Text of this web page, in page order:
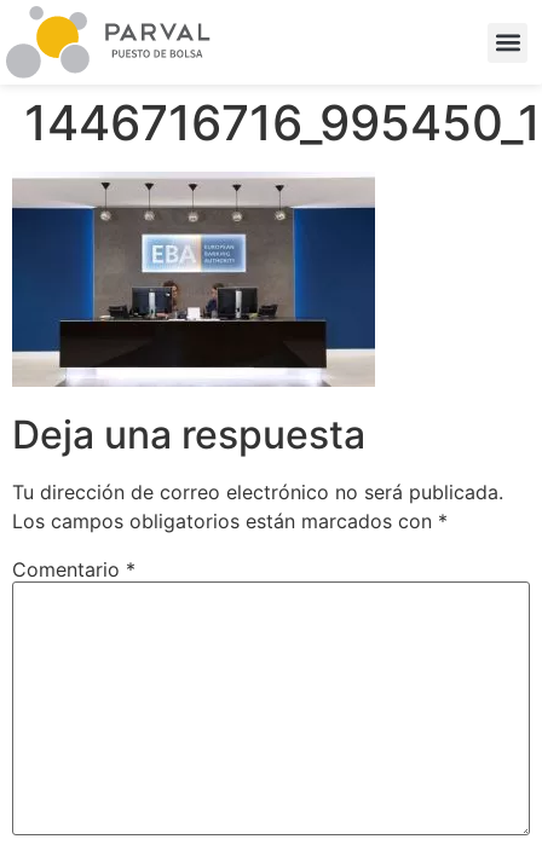
Deja una respuesta
Tu dirección de correo electrónico no será publicada.
Los campos obligatorios están marcados con *
Comentario *